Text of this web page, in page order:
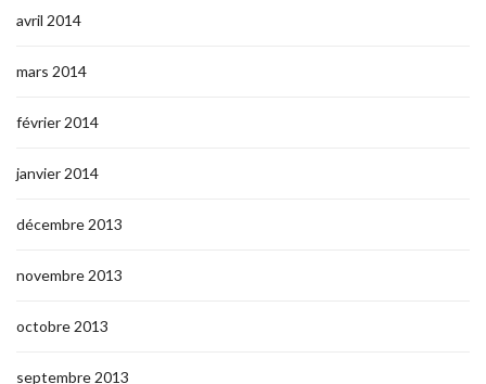
avril 2014
mars 2014
février 2014
janvier 2014
décembre 2013
novembre 2013
octobre 2013
septembre 2013